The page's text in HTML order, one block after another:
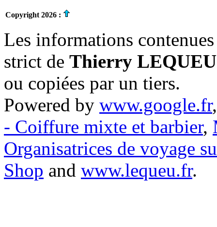
Copyright 2026 :
Les informations
strict de Thierry LEQUEU
ou copiées par un tiers.
Powered by www.google.fr
- Coiffure mixte et barbier,
Organisatrices de voyage
Shop and www.lequeu.fr.